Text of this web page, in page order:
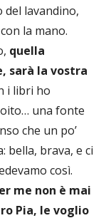
del lavandino,
la mano.
quella
sarà la vostra
i libri ho
una fonte
che un po’
bella, brava, e ci
così.
me non è mai
Pia, le voglio